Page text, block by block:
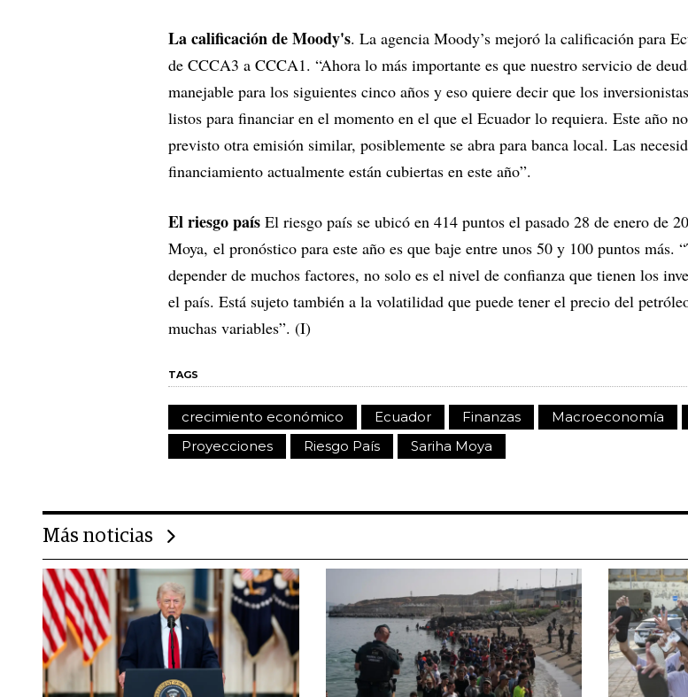
La calificación de Moody's. La agencia Moody’s mejoró la calificación para
de CCCA3 a CCCA1. “Ahora lo más importante es que nuestro servicio de
manejable para los siguientes cinco años y eso quiere decir que los
listos para financiar en el momento en el que el Ecuador lo requiera. Este año
previsto otra emisión similar, posiblemente se abra para banca local. Las
financiamiento actualmente están cubiertas en este año”.
El riesgo país El riesgo país se ubicó en 414 puntos el pasado 28 de enero de
Moya, el pronóstico para este año es que baje entre unos 50 y 100 puntos más.
depender de muchos factores, no solo es el nivel de confianza que tienen los
el país. Está sujeto también a la volatilidad que puede tener el precio del
muchas variables”. (I)
TAGS
crecimiento económico Ecuador Finanzas Macroeconomía
Proyecciones
Riesgo País Sariha Moya
Más noticias